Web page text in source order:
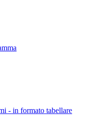
- in formato tabellare